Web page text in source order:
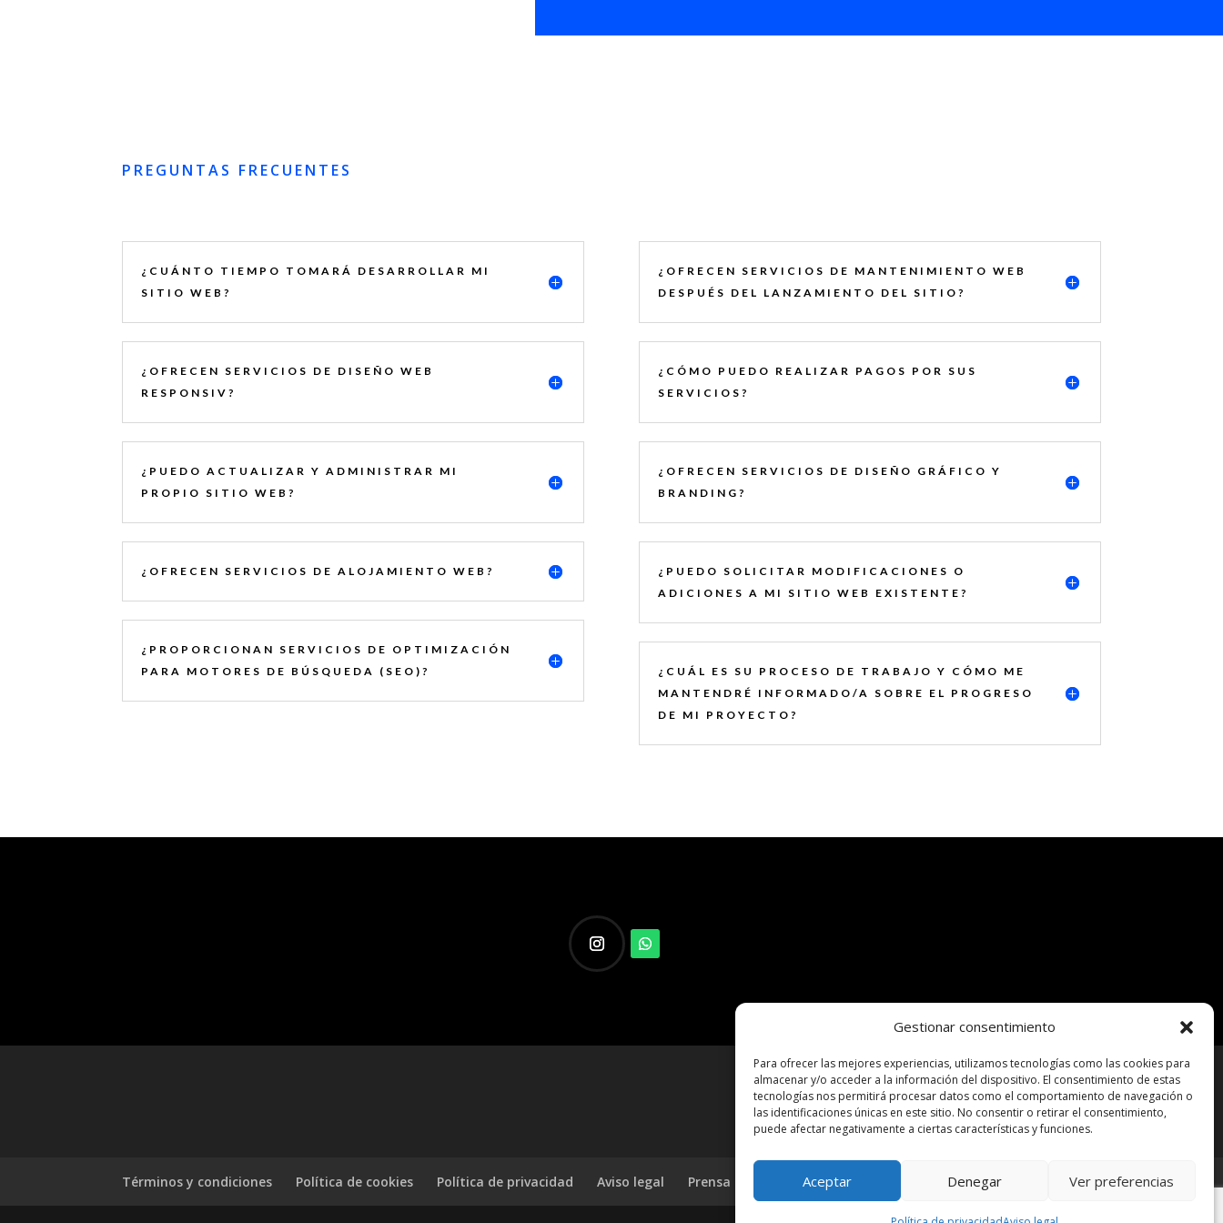
Gestionar consentimiento
Para ofrecer las mejores experiencias, utilizamos tecnologías como las cookies para
almacenar y/o acceder a la información del dispositivo. El consentimiento de estas
tecnologías nos permitirá procesar datos como el comportamiento de navegación o
las identificaciones únicas en este sitio. No consentir o retirar el consentimiento,
puede afectar negativamente a ciertas características y funciones.
Aceptar Denegar Ver preferencias
PREGUNTAS FRECUENTES
¿CUÁNTO TIEMPO TOMARÁ DESARROLLAR MI
SITIO WEB?
¿OFRECEN SERVICIOS DE DISEÑO WEB
RESPONSIV?
¿PUEDO ACTUALIZAR Y ADMINISTRAR MI
PROPIO SITIO WEB?
¿OFRECEN SERVICIOS DE ALOJAMIENTO WEB?
¿PROPORCIONAN SERVICIOS DE OPTIMIZACIÓN
PARA MOTORES DE BÚSQUEDA (SEO)?
¿OFRECEN SERVICIOS DE MANTENIMIENTO WEB
DESPUÉS DEL LANZAMIENTO DEL SITIO?
¿CÓMO PUEDO REALIZAR PAGOS POR SUS
SERVICIOS?
¿OFRECEN SERVICIOS DE DISEÑO GRÁFICO Y
BRANDING?
¿PUEDO SOLICITAR MODIFICACIONES O
ADICIONES A MI SITIO WEB EXISTENTE?
¿CUÁL ES SU PROCESO DE TRABAJO Y CÓMO ME
MANTENDRÉ INFORMADO/A SOBRE EL PROGRESO
DE MI PROYECTO?
Términos y condiciones Política de cookies Política de privacidad Aviso legal Prensa